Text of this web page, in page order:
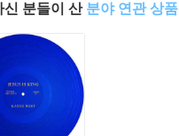
신 분들이 산 분야 연관 상품